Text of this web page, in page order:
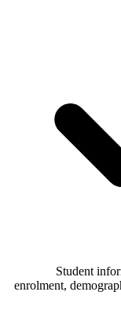
Student
enrolment,